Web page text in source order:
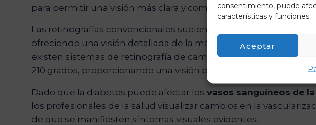
consentimiento, puede
características y funciones.
Aceptar
para permitir una visión más clara y completa de la retina.
Las retinografías convencionales suelen abarcar campos de
ofreciendo una visión detallada de la mácula y la región
existen sistemas de retinografía de campo ultra-amplio que
210 grados, proporcionando una visión panorámica
Dado que la diabetes puede afectar los vasos sanguíneos de
los profesionales de la salud visualizar cambios en la
de que se manifiesten síntomas visuales evidentes.